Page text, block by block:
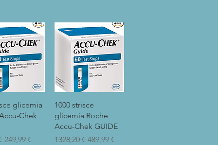
rapida
glicemia
Chek
Prezzo scontato
249,99 €
Vista rapida
1000 strisce
glicemia Roche
Accu-Chek GUIDE
Prezzo regolare
1328,20 € Prezzo scontato
489,99 €